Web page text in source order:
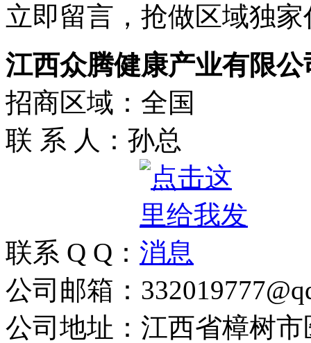
立即留言，抢做区域独
江西众腾健康产业有限公
招商区域：全国
联 系 人：孙总
联系 Q Q：
公司邮箱：
公司地址：江西省樟树